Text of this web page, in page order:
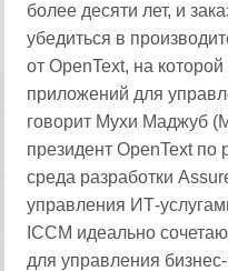
более десяти лет, и
убедиться в
от OpenText, на
приложений для
говорит Мухи Маджуб
президент OpenText
среда разработки
управления ИТ-
ICCM идеально
для управления